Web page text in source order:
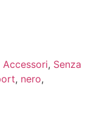
Accessori, Senza
, nero,